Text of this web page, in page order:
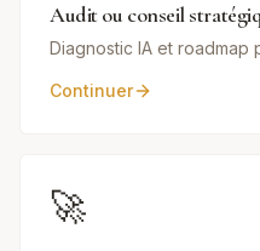
Audit ou conseil
Diagnostic IA et roadmap
Continuer
🚀